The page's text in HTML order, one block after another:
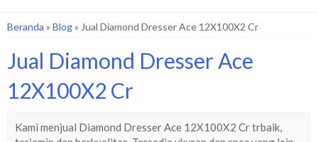
Beranda » Blog» Jual Diamond Dresser Ace 12X100X2 Cr
Jual Diamond Dresser Ace
12X100X2 Cr
Kami menjual Diamond Dresser Ace 12X100X2 Cr trbaik,